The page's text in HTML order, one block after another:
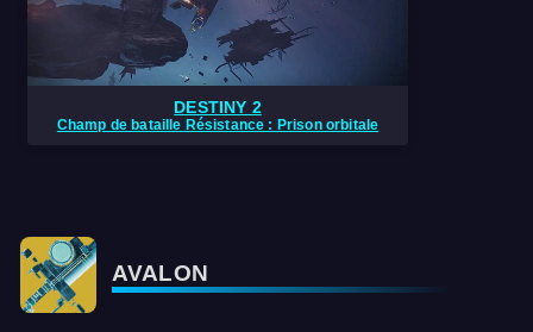
DESTINY 2
Champ de bataille Résistance : Prison orbitale
AVALON